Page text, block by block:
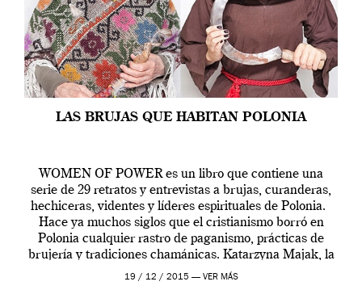
LAS BRUJAS QUE HABITAN POLONIA
WOMEN OF POWER es un libro que contiene una
serie de 29 retratos y entrevistas a brujas, curanderas,
hechiceras, videntes y líderes espirituales de Polonia.
Hace ya muchos siglos que el cristianismo borró en
Polonia cualquier rastro de paganismo, prácticas de
brujería y tradiciones chamánicas. Katarzyna Majak, la
autora del libro, sentía la necesidad […]
19 / 12 / 2015 — VER MÁS